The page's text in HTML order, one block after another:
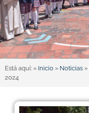
Está aquí: » Inicio » Noticias »
2024